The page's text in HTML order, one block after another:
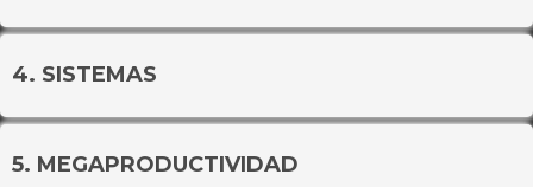
4. SISTEMAS
5. MEGAPRODUCTIVIDAD